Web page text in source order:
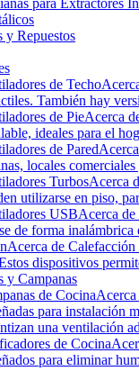
para Extractores
y Repuestos
de Techo
También hay
de PieAcerca
ideales para el
de Pared
locales
TurbosAcerca
utilizarse en piso,
USBAcerca
de forma
Acerca de
dispositivos
y Campanas
de CocinaAcerca
para instalación
una ventilación
de Cocina
para eliminar